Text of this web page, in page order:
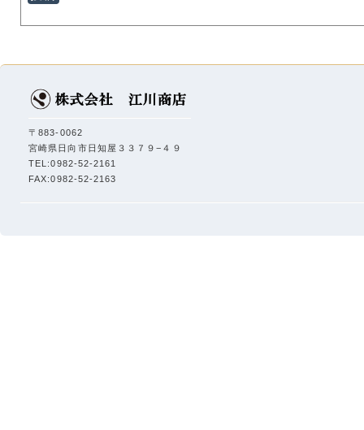
〒883-0062
宮崎県日向市日知屋３３７９−４９
TEL:0982-52-2161
FAX:0982-52-2163